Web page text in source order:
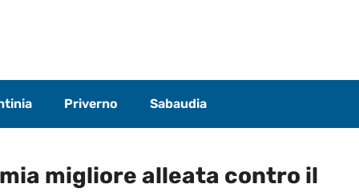
Priverno Sabaudia
migliore alleata contro il